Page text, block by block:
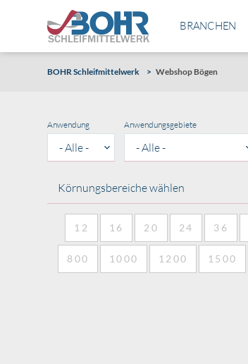
BRANCHEN
BOHR Schleifmittelwerk Webshop Bögen
Anwendung Anwendungsgebiete
Körnungsbereiche wählen
12 16 20 24 36
800 1000 1200 1500